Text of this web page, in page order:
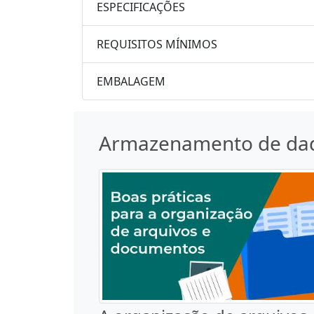
ESPECIFICAÇÕES
REQUISITOS MÍNIMOS
EMBALAGEM
Armazenamento de